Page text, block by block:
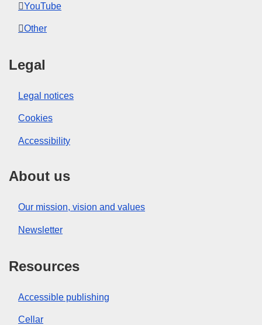
YouTube
Other
Legal
Legal notices
Cookies
Accessibility
About us
Our mission, vision and values
Newsletter
Resources
Accessible publishing
Cellar